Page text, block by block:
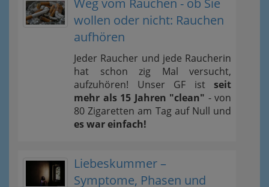
Weg vom Rauchen - ob Sie
wollen oder nicht: Rauchen
aufhören
Jeder Raucher und jede Raucherin
hat schon zig Mal versucht,
aufzuhören! Unser GF ist seit
mehr als 15 Jahren "clean" - von
80 Zigaretten am Tag auf Null und
es war einfach!
Liebeskummer –
Symptome, Phasen und